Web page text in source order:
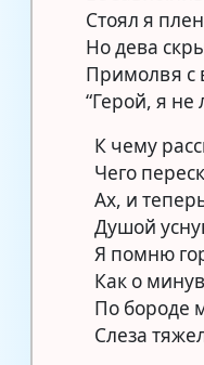
Стоял я
Но дева
Примолвя с
“Герой, я не
К чему
Чего
Ах, и
Душой
Я помню
Как о
По бороде
Слеза